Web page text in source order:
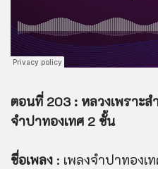
ตอนที่ 203 : หลวงเพราะส
จำปาทองเทศ 2 ชั้น
ชื่อเพลง : เพลงจำปาทองเ